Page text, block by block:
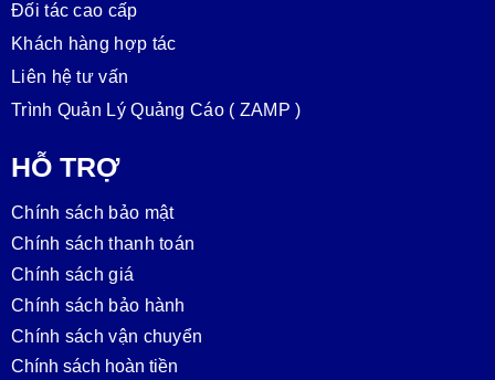
Đối tác cao cấp
Khách hàng hợp tác
Liên hệ tư vấn
Trình Quản Lý Quảng Cáo ( ZAMP )
HỖ TRỢ
Chính sách bảo mật
Chính sách thanh toán
Chính sách giá
Chính sách bảo hành
Chính sách vận chuyển
Chính sách hoàn tiền